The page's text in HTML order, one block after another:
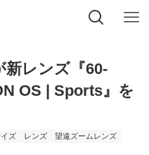
新レンズ『60-
OS | Sports』を
ズ レンズ 望遠ズームレンズ